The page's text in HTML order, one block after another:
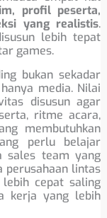
profil peserta,
yang realistis.
lebih tepat
games.
bukan sekadar
media. Nilai
disusun agar
ritme acara,
membutuhkan
perlu belajar
sales team yang
perusahaan lintas
cepat saling
kerja yang lebih